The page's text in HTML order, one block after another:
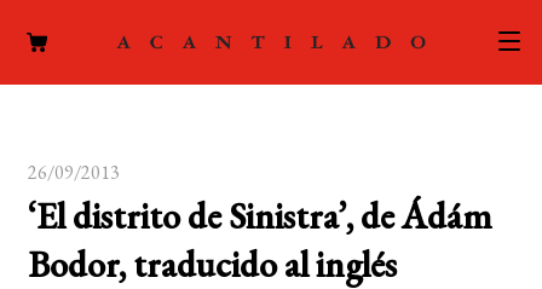
el
ACTUALIDAD
26/09/2013
‘El distrito de Sinistra’, de Ádám
Bodor, traducido al inglés